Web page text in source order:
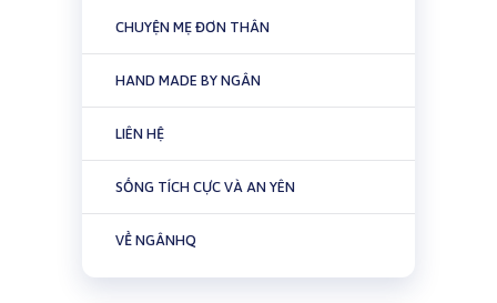
CHUYỆN MẸ ĐƠN THÂN
HAND MADE BY NGÂN
LIÊN HỆ
SỐNG TÍCH CỰC VÀ AN YÊN
VỀ NGÂNHQ